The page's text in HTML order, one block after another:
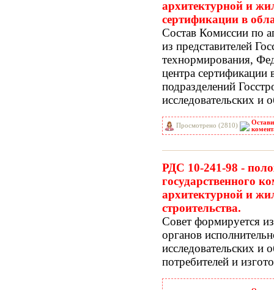
архитектурной и
сертификации в
Состав Комиссии по
из представителей
технормирования,
центра сертификации
подразделений
исследовательских и
Просмотрено (2810)
РДС 10-241-98 -
государственного
архитектурной и
строительства.
Совет формируется
органов
исследовательских и
потребителей и